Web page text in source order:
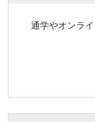
通学やオンラ